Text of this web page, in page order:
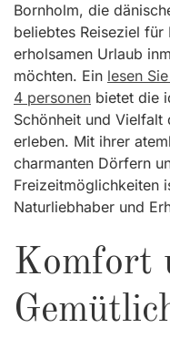
Bornholm, die
beliebtes Reiseziel für
erholsamen Urlaub
möchten. Ein lesen
4 personen bietet die
Schönheit und Vielfalt
erleben. Mit ihrer
charmanten Dörfern
Freizeitmöglichkeiten
Naturliebhaber und
Komfort